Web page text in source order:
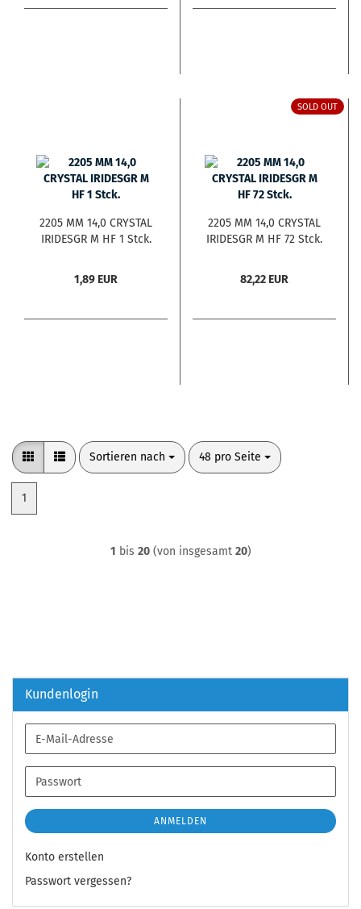
2205 MM 14,0 CRYSTAL
IRIDESGR M HF 1 Stck.
1,89 EUR
SOLD OUT
2205 MM 14,0 CRYSTAL
IRIDESGR M HF 72 Stck.
82,22 EUR
Sortieren nach
Sortieren nach 48 pro Seite
pro Seite
1
1 bis 20(von insgesamt 20)
Kundenlogin
E-
Mail-
Adresse
Passwort
ANMELDEN
Konto erstellen
Passwort vergessen?